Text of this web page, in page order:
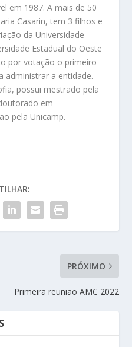
em 1987. A mais de 50
Casarin, tem 3 filhos e
da Universidade
Estadual do Oeste
por votação o primeiro
administrar a entidade.
possui mestrado pela
em
pela Unicamp.
PRÓXIMO
Primeira reunião AMC 2022